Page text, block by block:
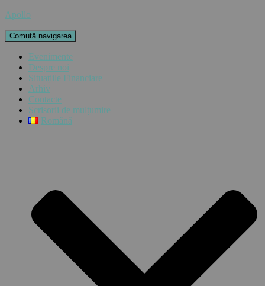
Apollo
Comută navigarea
Evenimente
Despre noi
Situațiile Financiare
Arhiv
Contacte
Scrisorii de mulțumire
Română